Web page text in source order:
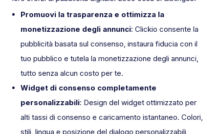
Promuovi la trasparenza e ottimizza la
monetizzazione degli annunci: Clickio consente la
pubblicità basata sul consenso, instaura fiducia con il
tuo pubblico e tutela la monetizzazione degli annunci,
tutto senza alcun costo per te.
Widget di consenso completamente
personalizzabili: Design del widget ottimizzato per
alti tassi di consenso e caricamento istantaneo. Colori,
stili, lingua e posizione del dialogo personalizzabili